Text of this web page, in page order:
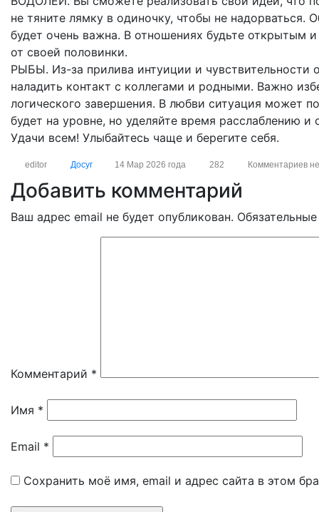
не тяните лямку в одиночку, чтобы не
будет очень важна. В отношениях будьте открытым
от своей половинки.
РЫБЫ. Из-за прилива интуиции и
наладить контакт с коллегами и родными. Важно
логического завершения. В любви ситуация может
будет на уровне, но уделяйте время расслаблению и
Удачи всем! Улыбайтесь чаще и берегите себя.
editor Досуг 14 Мар 2026 года 282 Комментариев
Добавить комментарий
Ваш адрес email не будет опубликован.
Комментарий *
Имя *
Email *
Сохранить моё имя, email и адрес сайта в этом